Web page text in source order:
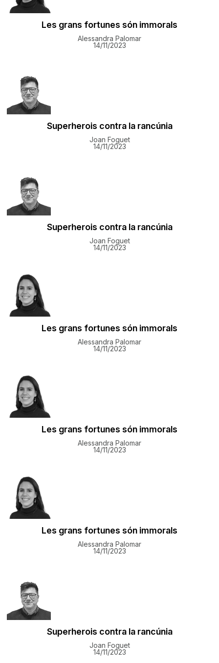
Les grans fortunes són immorals
Alessandra Palomar
14/11/2023
Superherois contra la rancúnia
Joan Foguet
14/11/2023
Superherois contra la rancúnia
Joan Foguet
14/11/2023
Les grans fortunes són immorals
Alessandra Palomar
14/11/2023
Les grans fortunes són immorals
Alessandra Palomar
14/11/2023
Les grans fortunes són immorals
Alessandra Palomar
14/11/2023
Superherois contra la rancúnia
Joan Foguet
14/11/2023